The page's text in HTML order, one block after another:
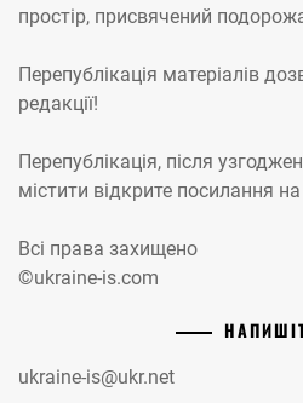
простір, присвячений
Перепублікація матеріалів
редакції!
Перепублікація, після
містити відкрите посилання
Всі права захищено
©ukraine-is.com
ukraine-is@ukr.net